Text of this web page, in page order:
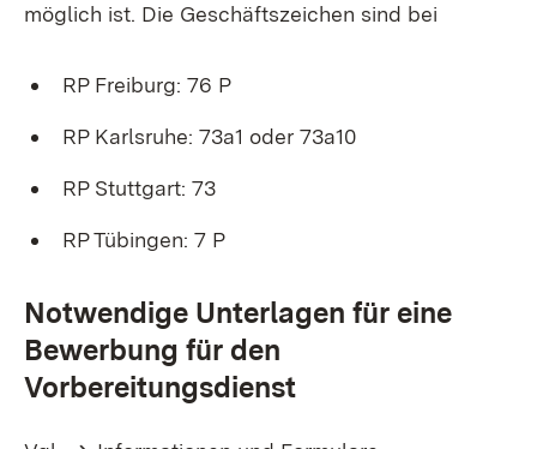
möglich ist. Die Geschäftszeichen sind bei
RP Freiburg: 76 P
RP Karlsruhe: 73a1 oder 73a10
RP Stuttgart: 73
RP Tübingen: 7 P
Notwendige Unterlagen für eine
Bewerbung für den
Vorbereitungsdienst